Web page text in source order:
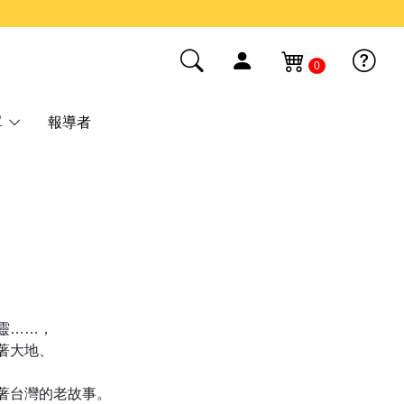
0
報導者
……，
大地、
台灣的老故事。